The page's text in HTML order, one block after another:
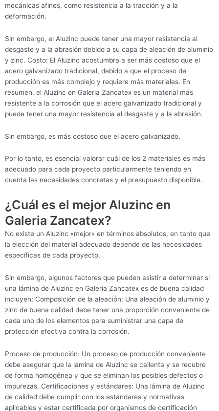
mecánicas afines, como resistencia a la tracción y a la
deformación.
Sin embargo, el Aluzinc puede tener una mayor resistencia al
desgaste y a la abrasión debido a su capa de aleación de aluminio
y zinc. Costo: El Aluzinc acostumbra a ser más costoso que el
acero galvanizado tradicional, debido a que el proceso de
producción es más complejo y requiere más materiales. En
resumen, el Aluzinc en Galeria Zancatex es un material más
resistente a la corrosión que el acero galvanizado tradicional y
puede tener una mayor resistencia al desgaste y a la abrasión.
Sin embargo, es más costoso que el acero galvanizado.
Por lo tanto, es esencial valorar cuál de los 2 materiales es más
adecuado para cada proyecto particularmente teniendo en
cuenta las necesidades concretas y el presupuesto disponible.
¿Cuál es el mejor Aluzinc en
Galeria Zancatex?
No existe un Aluzinc «mejor» en términos absolutos, en tanto que
la elección del material adecuado depende de las necesidades
específicas de cada proyecto.
Sin embargo, algunos factores que pueden asistir a determinar si
una lámina de Aluzinc en Galeria Zancatex es de buena calidad
incluyen: Composición de la aleación: Una aleación de aluminio y
zinc de buena calidad debe tener una proporción conveniente de
cada uno de los elementos para suministrar una capa de
protección efectiva contra la corrosión.
Proceso de producción: Un proceso de producción conveniente
debe asegurar que la lámina de Aluzinc se calienta y se recubre
de forma homogénea y que se eliminan los posibles defectos o
impurezas. Certificaciones y estándares: Una lámina de Aluzinc
de calidad debe cumplir con los estándares y normativas
aplicables y estar certificada por organismos de certificación